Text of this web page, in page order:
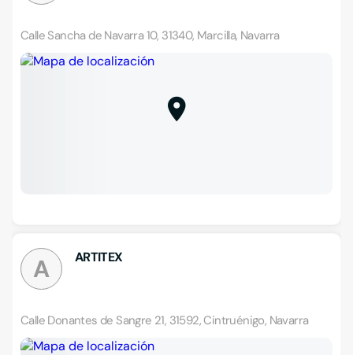
Calle Sancha de Navarra 10, 31340, Marcilla, Navarra
A ARTITEX
Calle Donantes de Sangre 21, 31592, Cintruénigo, Navarra